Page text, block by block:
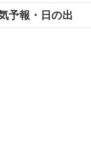
予報・日の出